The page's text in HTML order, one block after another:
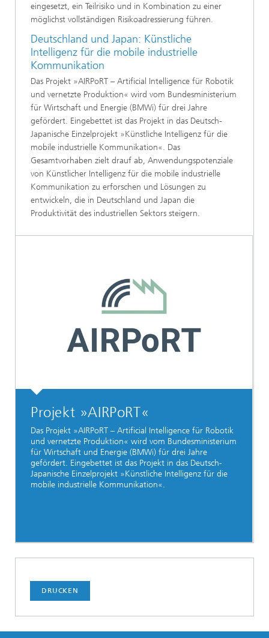
eingesetzt, ein Teilrisiko und in Kombination zu einer
möglichst vollständigen Risikoadressierung führen.
Deutschland und Japan: Künstliche
Intelligenz für die mobile industrielle
Kommunikation
Das Projekt »AIRPoRT – Artificial Intelligence für Robotik
und vernetzte Produktion« wird vom Bundesministerium
für Wirtschaft und Energie (BMWi) für drei Jahre
gefördert. Eingebettet ist das Projekt in das Deutsch-
Japanische Einzelprojekt »Künstliche Intelligenz für die
mobile industrielle Kommunikation«. Das
Gesamtvorhaben zielt drauf ab, Anwendungspotenziale
von Künstlicher Intelligenz für die mobile industrielle
Kommunikation zu erforschen und Lösungen zu
entwickeln, die in Deutschland und Japan die
Produktivität des industriellen Sektors steigern.
Projekt »AIRPoRT«
Das Projekt »AIRPoRT – Artificial Intelligence für Robotik
und vernetzte Produktion« wird vom Bundesministerium
für Wirtschaft und Energie (BMWi) für drei Jahre
gefördert. Eingebettet ist das Projekt in das Deutsch-
Japanische Einzelprojekt »Künstliche Intelligenz für die
mobile industrielle Kommunikation«.
DRUCKEN